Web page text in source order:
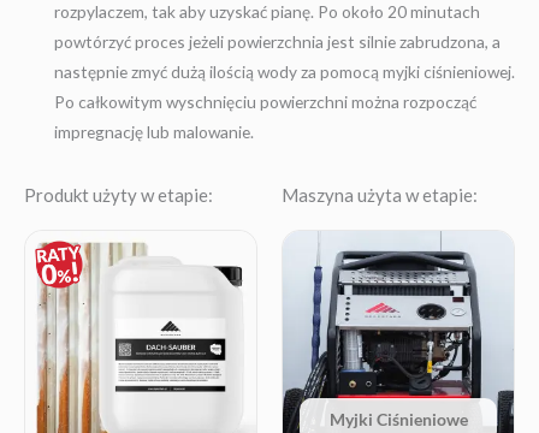
rozpylaczem, tak aby uzyskać pianę. Po około 20 minutach
powtórzyć proces jeżeli powierzchnia jest silnie zabrudzona, a
następnie zmyć dużą ilością wody za pomocą myjki ciśnieniowej.
Po całkowitym wyschnięciu powierzchni można rozpocząć
impregnację lub malowanie.
Produkt użyty w etapie:
range:
19,90 zł
Maszyna użyta w etapie:
Myjki Ciśnieniowe